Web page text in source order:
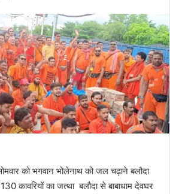
को भगवान भोलेनाथ को जल चढ़ाने बलौदा
कावरियों का जत्था बलौदा से बाबाधाम देवघर